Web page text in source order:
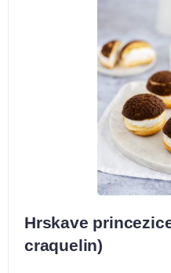
Hrskave
craquelin)